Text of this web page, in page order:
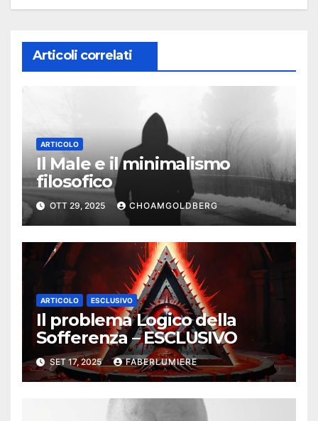
Articoli correlati
ARTICOLO
Il Male e il minimalismo
filosofico
OTT 29, 2025 CHOAMGOLDBERG
ARTICOLO ESCLUSIVO
Il problema Logico della
Sofferenza – ESCLUSIVO
SET 17, 2025 FABERLUMIERE